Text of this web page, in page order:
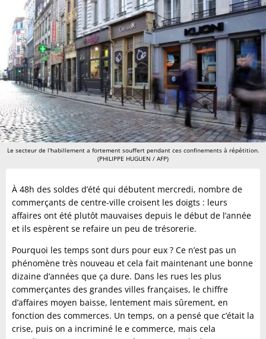
Le secteur de l'habillement a fortement souffert pendant ces confinements à répétition.
(PHILIPPE HUGUEN / AFP)
À 48h des soldes d’été qui débutent mercredi, nombre de
commerçants de centre-ville croisent les doigts : leurs
affaires ont été plutôt mauvaises depuis le début de l’année
et ils espèrent se refaire un peu de trésorerie.
Pourquoi les temps sont durs pour eux ? Ce n’est pas un
phénomène très nouveau et cela fait maintenant une bonne
dizaine d’années que ça dure. Dans les rues les plus
commerçantes des grandes villes françaises, le chiffre
d’affaires moyen baisse, lentement mais sûrement, en
fonction des commerces. Un temps, on a pensé que c’était la
crise, puis on a incriminé le e commerce, mais cela